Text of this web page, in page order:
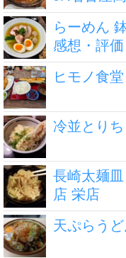
らーめん
感想・評価
ヒモノ食
冷並とり
長崎太麺
店 栄店
天ぷらう